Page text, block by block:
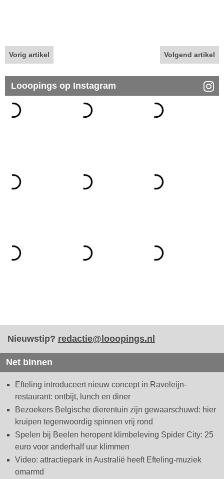
Vorig artikel Volgend artikel
Looopings op Instagram
Nieuwstip? redactie@looopings.nl
Net binnen
Efteling introduceert nieuw concept in Raveleijn-
restaurant: ontbijt, lunch en diner
Bezoekers Belgische dierentuin zijn gewaarschuwd: hier
kruipen tegenwoordig spinnen vrij rond
Spelen bij Beelen heropent klimbeleving Spider City: 25
euro voor anderhalf uur klimmen
Video: attractiepark in Australië heeft Efteling-muziek
omarmd